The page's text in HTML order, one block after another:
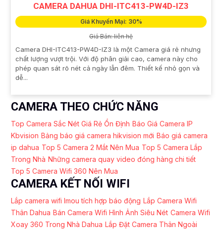
CAMERA DAHUA DHI-ITC413-PW4D-IZ3
Giá Khuyến Mại: 30%
Giá Bán: liên hệ
Camera DHI-ITC413-PW4D-IZ3 là một Camera giá rẻ nhưng
chất lượng vượt trội. Với độ phân giải cao, camera này cho
phép quan sát rõ nét cả ngày lẫn đêm. Thiết kế nhỏ gọn và
dễ...
CAMERA THEO CHỨC NĂNG
Top Camera Sắc Nét Giá Rẻ Ổn Định Báo Giá Camera IP
Kbvision Bảng báo giá camera hikvision mới Báo giá camera
ip dahua Top 5 Camera 2 Mắt Nên Mua Top 5 Camera Lắp
Trong Nhà Những camera quay video đóng hàng chi tiết
Top 5 Camera Wifi 360 Nên Mua
CAMERA KẾT NỐI WIFI
Lắp camera wifi Imou tích hợp báo động Lắp Camera Wifi
Thân Dahua Bán Camera Wifi Hình Ảnh Siêu Nét Camera Wifi
Xoay 360 Trong Nhà Dahua Lắp Đặt Camera Thân Ngoài